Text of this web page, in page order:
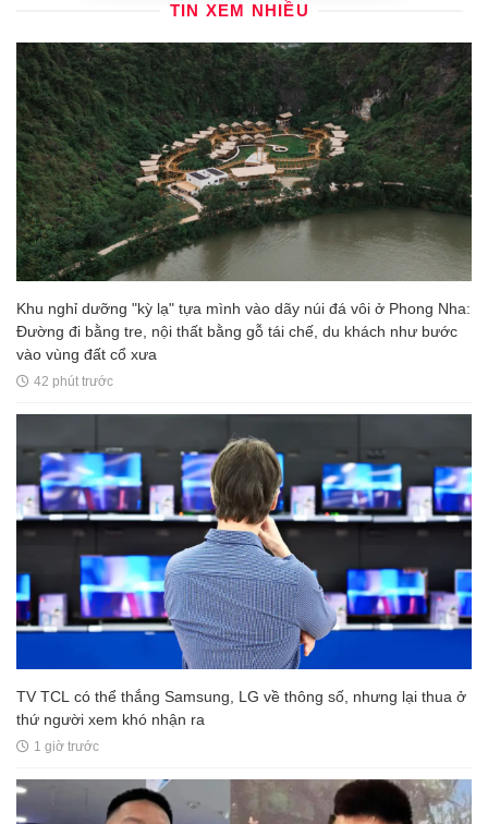
TIN XEM NHIỀU
Khu nghỉ dưỡng "kỳ lạ" tựa mình vào dãy núi đá vôi ở Phong Nha:
Đường đi bằng tre, nội thất bằng gỗ tái chế, du khách như bước
vào vùng đất cổ xưa
42 phút trước
TV TCL có thể thắng Samsung, LG về thông số, nhưng lại thua ở
thứ người xem khó nhận ra
1 giờ trước